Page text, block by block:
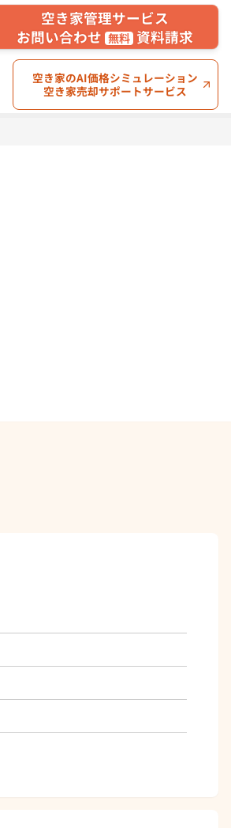
空き家管理サービス
お問い合わせ 無料 資料請求
空き家のAI価格シミュレーション
空き家売却サポートサービス